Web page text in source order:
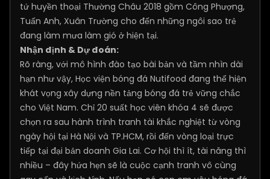
tứ huyền thoại Thường Châu 2018 gồm Công Phượng,
Tuấn Anh, Xuân Trường cho đến những ngôi sao trẻ
đang làm mưa làm gió ở hiện tại.
Nhận định & Dự đoán:
Rõ ràng, với mô hình đào tạo bài bản và tầm nhìn dài
hạn như vậy, Học viện bóng đá Nutifood đang thể hiện
khát vọng xây dựng nền tảng bóng đá trẻ vững chắc
cho Việt Nam. Chỉ 20 suất học viên khóa 4 sẽ được
chọn ra sau hành trình tranh tài khắc nghiệt từ vòng
ngày hội tại Hà Nội và TP.HCM, rồi đến vòng loại trực
tiếp tại đại bản doanh Gia Lai. Cơ hội thì ít, tài năng thì
nhiều – đây hứa hẹn sẽ là cuộc cạnh tranh vô cùng